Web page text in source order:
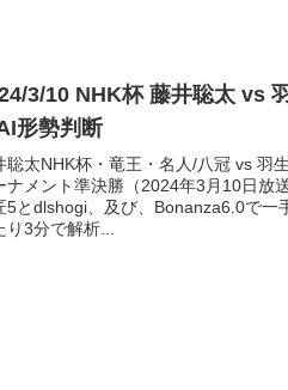
3/10 NHK杯 藤井聡太 vs
形勢判断
聡太NHK杯・竜王・名人/八冠 vs 羽
ナメント準決勝（2024年3月10日放
5とdlshogi、及び、Bonanza6.0で
り3分で解析...